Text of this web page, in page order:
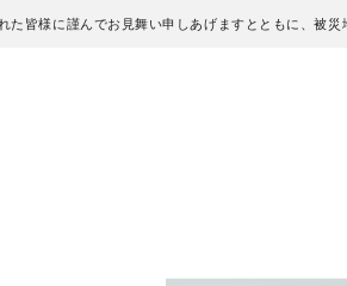
た皆様に謹んでお見舞い申しあげますとともに、被